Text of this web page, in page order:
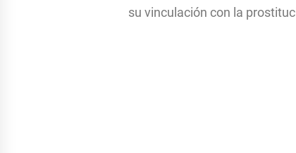
su vinculación con la